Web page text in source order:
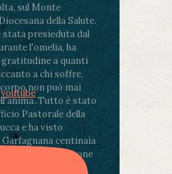
sul Monte
della Salute.
stata presieduta dal
l'omelia, ha
a quanti
a chi soffre,
non può mai
.Tutto è stato
Pastorale della
e ha visto
centinaia
volontari e persone